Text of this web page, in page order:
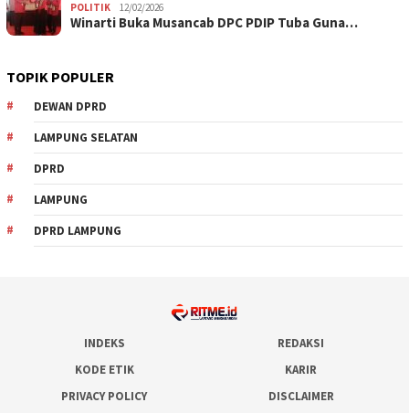
POLITIK
12/02/2026
Winarti Buka Musancab DPC PDIP Tuba Guna…
TOPIK POPULER
DEWAN DPRD
LAMPUNG SELATAN
DPRD
LAMPUNG
DPRD LAMPUNG
INDEKS
REDAKSI
KODE ETIK
KARIR
PRIVACY POLICY
DISCLAIMER